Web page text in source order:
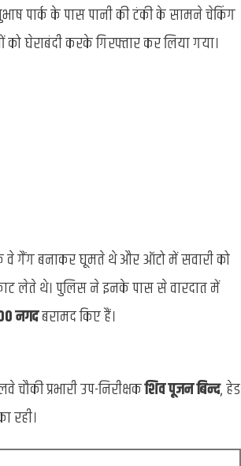
पार्क के पास पानी की टंकी के सामने चेकिंग
घेराबंदी करके गिरफ्तार कर लिया गया।
वे गैंग बनाकर घूमते थे और ऑटो में सवारी को
लेते थे। पुलिस ने इनके पास से वारदात में
नगदबरामद किए हैं।
चौकी प्रभारी उप-निरीक्षकशिव पूजन बिन्द, हेड
रही।